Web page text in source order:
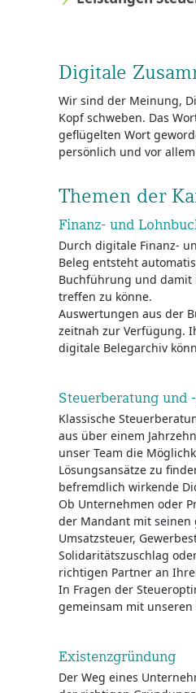
Digitale
Wir sind der Meinung,
Kopf schweben. Das
geflügelten Wort
persönlich und vor
Themen der
Finanz- und
Durch digitale Finanz-
Beleg entsteht
Buchführung und damit
treffen zu könne.
Auswertungen aus der
zeitnah zur Verfügung.
digitale Belegarchiv
Steuerberatung und
Klassische
aus über einem
unser Team die
Lösungsansätze zu
befremdlich wirkende
Ob Unternehmen oder
der Mandant mit seinen
Umsatzsteuer,
Solidaritätszuschlag
richtigen Partner an
In Fragen der
gemeinsam mit
Existenzgründung
Der Weg eines